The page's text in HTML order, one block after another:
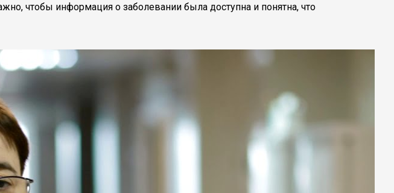
чтобы информация о заболевании была доступна и понятна, что